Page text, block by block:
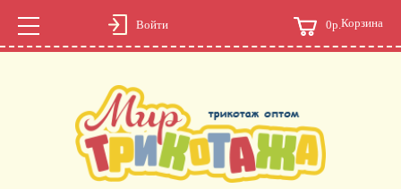
Войти Корзина
0р.